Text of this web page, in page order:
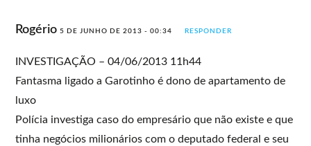
Rogério 5 DE JUNHO DE 2013 - 00:34 RESPONDER
INVESTIGAÇÃO – 04/06/2013 11h44
Fantasma ligado a Garotinho é dono de apartamento de
luxo
Polícia investiga caso do empresário que não existe e que
tinha negócios milionários com o deputado federal e seu